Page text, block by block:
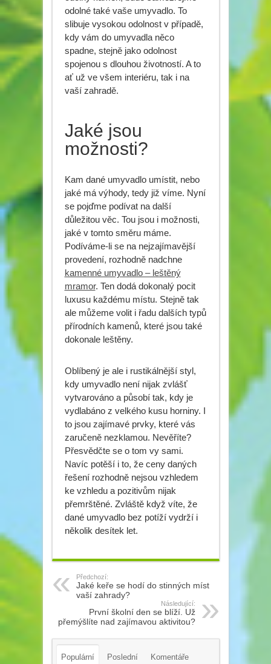
odolné také vaše umyvadlo. To
slibuje vysokou odolnost v případě,
kdy vám do umyvadla něco
spadne, stejně jako odolnost
spojenou s dlouhou životností. A to
ať už ve všem interiéru, tak i na
vaší zahradě.
Jaké jsou
možnosti?
Kam dané umyvadlo umístit, nebo
jaké má výhody, tedy již víme. Nyní
se pojďme podívat na další
důležitou věc. Tou jsou i možnosti,
jaké v tomto směru máme.
Podíváme-li se na nejzajímavější
provedení, rozhodně nadchne
kamenné umyvadlo – leštěný
mramor. Ten dodá dokonalý pocit
luxusu každému místu. Stejně tak
ale můžeme volit i řadu dalších typů
přírodních kamenů, které jsou také
dokonale leštěny.
Oblíbený je ale i rustikálnější styl,
kdy umyvadlo není nijak zvlášť
vytvarováno a působí tak, kdy je
vydlabáno z velkého kusu horniny. I
to jsou zajímavé prvky, které vás
zaručeně nezklamou. Nevěříte?
Přesvědčte se o tom vy sami.
Navíc potěší i to, že ceny daných
řešení rozhodně nejsou vzhledem
ke vzhledu a pozitivům nijak
přemrštěné. Zvláště když víte, že
dané umyvadlo bez potíží vydrží i
několik desítek let.
Předchozí:
Jaké keře se hodí do stinných míst
vaší zahrady?
Následující:
První školní den se blíží. Už
přemýšlíte nad zajímavou aktivitou?
Populární Poslední Komentáře